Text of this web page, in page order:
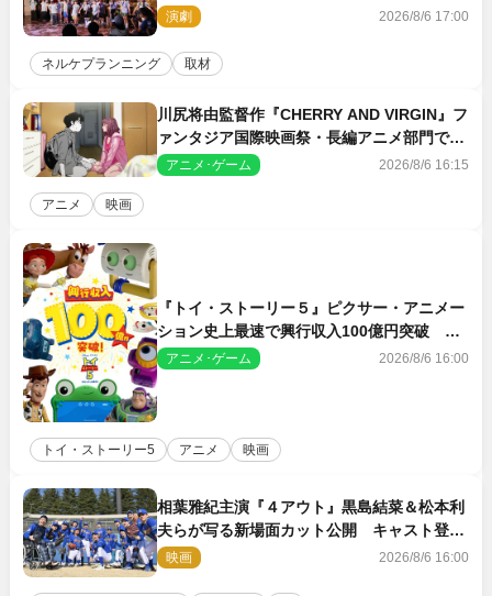
ン・ワークショップ2026」レポート【最終
日】
演劇 2026/8/6 17:00
ネルケプランニング 取材
川尻将由監督作『CHERRY AND VIRGIN』フ
ァンタジア国際映画祭・長編アニメ部門で観
客賞・金賞受賞！
アニメ･ゲーム 2026/8/6 16:15
アニメ 映画
『トイ・ストーリー５』ピクサー・アニメー
ション史上最速で興行収入100億円突破 シ
リーズNo.1興収が目前
アニメ･ゲーム 2026/8/6 16:00
トイ・ストーリー5 アニメ 映画
相葉雅紀主演『４アウト』黒島結菜＆松本利
夫らが写る新場面カット公開 キャスト登壇
イベントも決定
映画 2026/8/6 16:00